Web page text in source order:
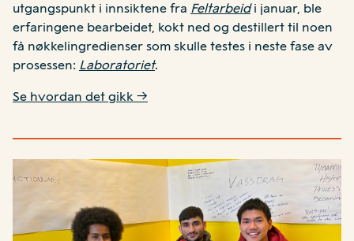
utgangspunkt i innsiktene fra Feltarbeid i januar, ble
erfaringene bearbeidet, kokt ned og destillert til noen
få nøkkelingredienser som skulle testes i neste fase av
prosessen: Laboratoriet.
Se hvordan det gikk →